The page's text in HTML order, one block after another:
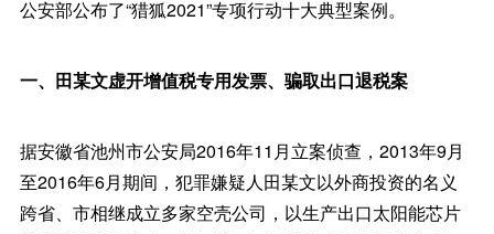
公安部公布了“猎狐2021”专项行动十大典型案例。
一、田某文虚开增值税专用发票、骗取出口退税案
据安徽省池州市公安局2016年11月立案侦查，2013年9月
至2016年6月期间，犯罪嫌疑人田某文以外商投资的名义
跨省、市相继成立多家空壳公司，以生产出口太阳能芯片